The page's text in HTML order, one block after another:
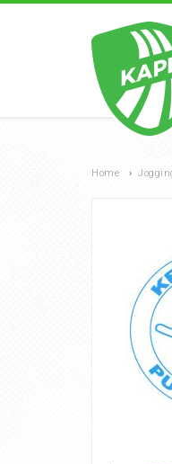
Home ›